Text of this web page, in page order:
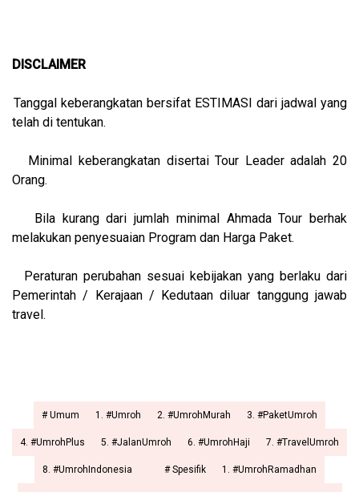
DISCLAIMER
Tanggal keberangkatan bersifat ESTIMASI dari jadwal yang
telah di tentukan.
Minimal keberangkatan disertai Tour Leader adalah 20
Orang.
Bila kurang dari jumlah minimal Ahmada Tour berhak
melakukan penyesuaian Program dan Harga Paket.
Peraturan perubahan sesuai kebijakan yang berlaku dari
Pemerintah / Kerajaan / Kedutaan diluar tanggung jawab
travel.
# Umum 1. #Umroh 2. #UmrohMurah 3. #PaketUmroh
4. #UmrohPlus 5. #JalanUmroh 6. #UmrohHaji 7. #TravelUmroh
8. #UmrohIndonesia # Spesifik 1. #UmrohRamadhan